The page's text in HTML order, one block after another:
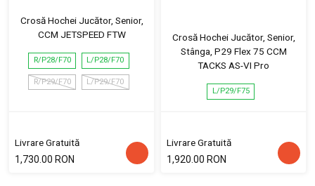
Crosă Hochei Jucător, Senior,
CCM JETSPEED FTW
R/P28/F70 L/P28/F70
R/P29/F70 L/P29/F70
Livrare Gratuită
1,730.00 RON
Crosă Hochei Jucător, Senior,
Stânga, P29 Flex 75 CCM
TACKS AS-VI Pro
L/P29/F75
Livrare Gratuită
1,920.00 RON